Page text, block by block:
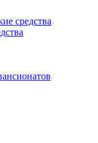
средства